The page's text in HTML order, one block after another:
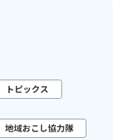
トピックス
地域おこし協力隊